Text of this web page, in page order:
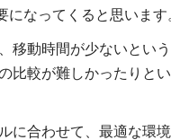
になってくると思います
移動時間が少ないとい
比較が難しかったりと
に合わせて、最適な環